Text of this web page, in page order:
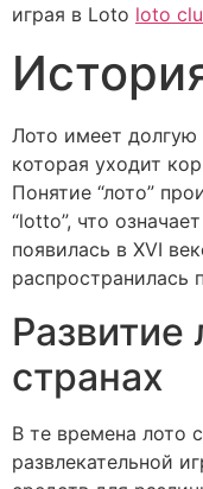
играя в Loto loto
Лото имеет долгую
которая уходит
Понятие “лото”
“lotto”, что
появилась в XVI
распространилась
Развитие
странах
В те времена лото
развлекательной